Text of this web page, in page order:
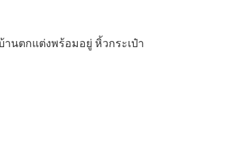
นตกแต่งพร้อมอยู่ หิ้วกระเป๋า